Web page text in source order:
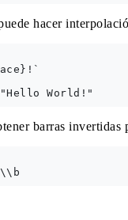
hacer
barras invertidas